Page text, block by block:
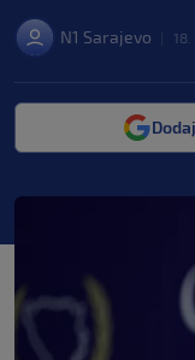
N1 Sarajevo